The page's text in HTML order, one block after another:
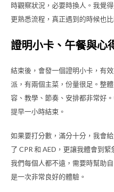
時觀察狀況，必要時換人。我覺
更熟悉流程，真正遇到的時候也
證明小卡、午餐與心
結束後，會發一個證明小卡，有
派，有兩個主菜，份量很足。整
容、教學、節奏、安排都非常好
提早一小時結束。
如果要打分數，滿分十分，我會
了 CPR 和 AED，更讓我體會到
我們每個人都不遠，需要時幫助
是一次非常良好的體驗。